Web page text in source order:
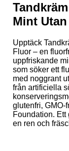
Mint
Upptäck
Fluor – en
uppfriskande
som söker ett
med noggrant
från artificiella
glutenfri, GMO-
Foundation. Ett
en ren och